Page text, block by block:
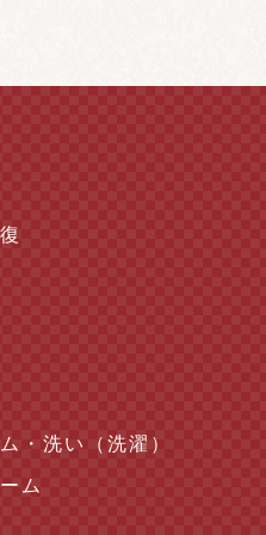
・洗い（洗濯）
ム